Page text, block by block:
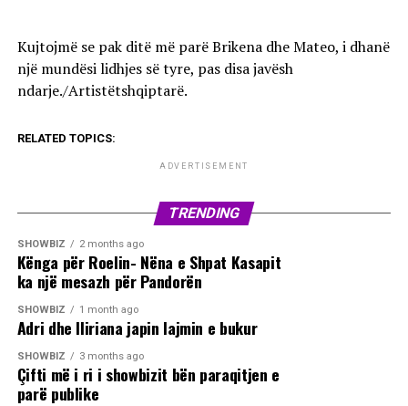
Kujtojmë se pak ditë më parë Brikena dhe Mateo, i dhanë
një mundësi lidhjes së tyre, pas disa javësh
ndarje./Artistëtshqiptarë.
RELATED TOPICS:
ADVERTISEMENT
TRENDING
SHOWBIZ 2 months ago
Kënga për Roelin- Nëna e Shpat Kasapit
ka një mesazh për Pandorën
SHOWBIZ 1 month ago
Adri dhe Iliriana japin lajmin e bukur
SHOWBIZ 3 months ago
Çifti më i ri i showbizit bën paraqitjen e
parë publike